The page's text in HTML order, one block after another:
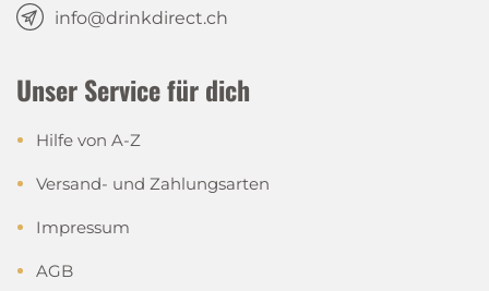
info@drinkdirect.ch
Unser Service für dich
Hilfe von A-Z
Versand- und Zahlungsarten
Impressum
AGB